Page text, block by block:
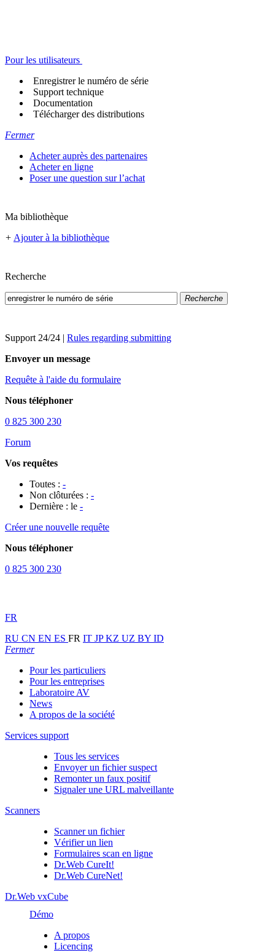
Pour les utilisateurs
Enregistrer le numéro de série
Support technique
Documentation
Télécharger des distributions
Fermer
Acheter auprès des partenaires
Acheter en ligne
Poser une question sur l’achat
Ma bibliothèque
+ Ajouter à la bibliothèque
Recherche
Recherche
Support 24/24 | Rules regarding submitting
Envoyer un message
Requête à l'aide du formulaire
Nous téléphoner
0 825 300 230
Forum
Vos requêtes
Toutes : -
Non clôturées : -
Dernière : le -
Créer une nouvelle requête
Nous téléphoner
0 825 300 230
FR
RU CN EN ES FR IT JPKZ UZ BY ID
Fermer
Pour les particuliers
Pour les entreprises
Laboratoire AV
News
A propos de la société
Services support
Tous les services
Envoyer un fichier suspect
Remonter un faux positif
Signaler une URL malveillante
Scanners
Scanner un fichier
Vérifier un lien
Formulaires scan en ligne
Dr.Web CureIt!
Dr.Web CureNet!
Dr.Web vxCube
Démo
A propos
Licencing